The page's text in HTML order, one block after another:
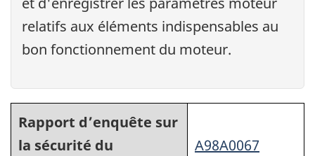
relatifs aux éléments indispensables au
bon fonctionnement du moteur.
Rapport d’enquête sur
la sécurité du
A98A0067